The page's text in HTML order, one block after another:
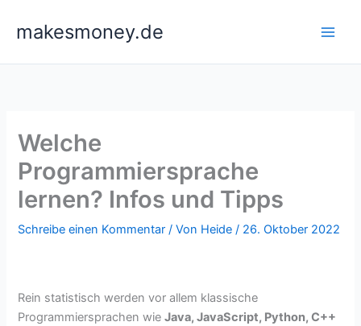
Inhaltmakesmoney.de
Welche
Programmiersprache
lernen? Infos und Tipps
Schreibe einen Kommentar / Von Heide/ 26. Oktober 2022
Rein statistisch werden vor allem klassische
Programmiersprachen wieJava, JavaScript, Python, C++